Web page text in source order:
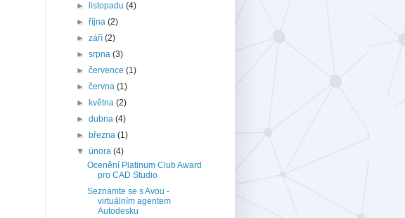
►
listopadu(4)
►října(2)
►září(2)
►srpna(3)
►července(1)
►června(1)
►
května(2)
►dubna(4)
► března(1)
▼února(4)
Ocenění Platinum Club Award
pro CAD Studio
Seznamte se s Avou -
virtuálním agentem
Autodesku